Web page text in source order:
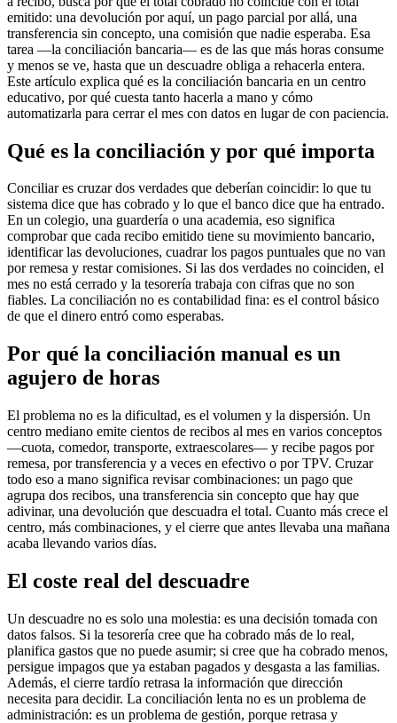
emitido: una devolución por aquí, un pago parcial por allá, una
transferencia sin concepto, una comisión que nadie esperaba. Esa
tarea —la conciliación bancaria— es de las que más horas consume
y menos se ve, hasta que un descuadre obliga a rehacerla entera.
Este artículo explica qué es la conciliación bancaria en un centro
educativo, por qué cuesta tanto hacerla a mano y cómo
automatizarla para cerrar el mes con datos en lugar de con paciencia.
Qué es la conciliación y por qué importa
Conciliar es cruzar dos verdades que deberían coincidir: lo que tu
sistema dice que has cobrado y lo que el banco dice que ha entrado.
En un colegio, una guardería o una academia, eso significa
comprobar que cada recibo emitido tiene su movimiento bancario,
identificar las devoluciones, cuadrar los pagos puntuales que no van
por remesa y restar comisiones. Si las dos verdades no coinciden, el
mes no está cerrado y la tesorería trabaja con cifras que no son
fiables. La conciliación no es contabilidad fina: es el control básico
de que el dinero entró como esperabas.
Por qué la conciliación manual es un
agujero de horas
El problema no es la dificultad, es el volumen y la dispersión. Un
centro mediano emite cientos de recibos al mes en varios conceptos
—cuota, comedor, transporte, extraescolares— y recibe pagos por
remesa, por transferencia y a veces en efectivo o por TPV. Cruzar
todo eso a mano significa revisar combinaciones: un pago que
agrupa dos recibos, una transferencia sin concepto que hay que
adivinar, una devolución que descuadra el total. Cuanto más crece el
centro, más combinaciones, y el cierre que antes llevaba una mañana
acaba llevando varios días.
El coste real del descuadre
Un descuadre no es solo una molestia: es una decisión tomada con
datos falsos. Si la tesorería cree que ha cobrado más de lo real,
planifica gastos que no puede asumir; si cree que ha cobrado menos,
persigue impagos que ya estaban pagados y desgasta a las familias.
Además, el cierre tardío retrasa la información que dirección
necesita para decidir. La conciliación lenta no es un problema de
administración: es un problema de gestión, porque retrasa y